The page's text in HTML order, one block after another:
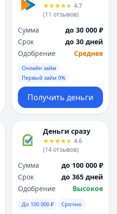
4.7
(11 отзывов)
Сумма
до 30 000 ₽
Срок
до 30 дней
Одобрение
Среднее
Онлайн займ
Первый займ 0%
Получить деньги
Деньги сразу
4.6
(14отзывов)
Сумма
до 100 000 ₽
Срок
до 365 дней
Одобрение
Высокое
До 100 000 ₽ Срочно